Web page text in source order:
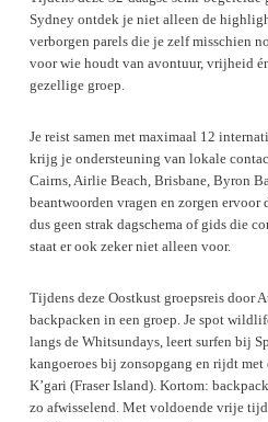
Sydney ontdek je niet alleen de
verborgen parels die je zelf misschien
voor wie houdt van avontuur, vrijheid
gezellige groep.
Je reist samen met maximaal 12
krijg je ondersteuning van lokale
Cairns, Airlie Beach, Brisbane, Byron
beantwoorden vragen en zorgen ervoor
dus geen strak dagschema of gids die
staat er ook zeker niet alleen voor.
Tijdens deze Oostkust groepsreis door
backpacken in een groep. Je spot
langs de Whitsundays, leert surfen bij
kangoeroes bij zonsopgang en rijdt met
K’gari (Fraser Island). Kortom:
zo afwisselend. Met voldoende vrije